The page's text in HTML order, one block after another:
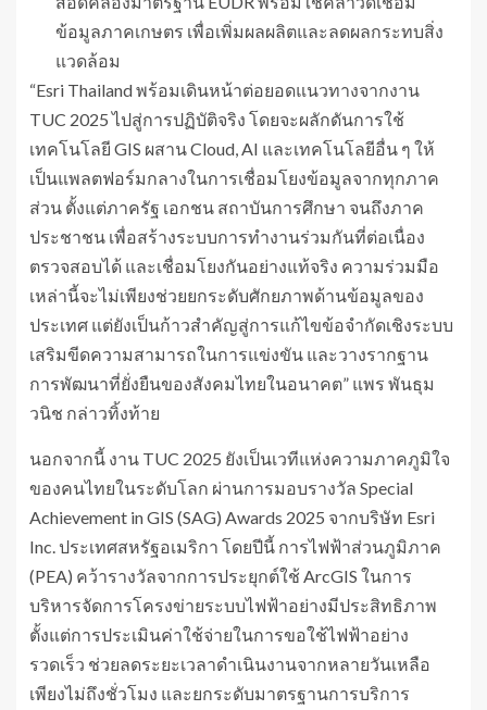
ข้อมูลภาคเกษตร เพื่อเพิ่มผลผลิตและลดผลกระทบสิ่ง
แวดล้อม
“Esri Thailand พร้อมเดินหน้าต่อยอดแนวทางจากงาน
TUC 2025 ไปสู่การปฏิบัติจริง โดยจะผลักดันการใช้
เทคโนโลยี GIS ผสาน Cloud, AI และเทคโนโลยีอื่น ๆ ให้
เป็นแพลตฟอร์มกลางในการเชื่อมโยงข้อมูลจากทุกภาค
ส่วน ตั้งแต่ภาครัฐ เอกชน สถาบันการศึกษา จนถึงภาค
ประชาชน เพื่อสร้างระบบการทำงานร่วมกันที่ต่อเนื่อง
ตรวจสอบได้ และเชื่อมโยงกันอย่างแท้จริง ความร่วมมือ
เหล่านี้จะไม่เพียงช่วยยกระดับศักยภาพด้านข้อมูลของ
ประเทศ แต่ยังเป็นก้าวสำคัญสู่การแก้ไขข้อจำกัดเชิงระบบ
เสริมขีดความสามารถในการแข่งขัน และวางรากฐาน
การพัฒนาที่ยั่งยืนของสังคมไทยในอนาคต” แพร พันธุม
วนิช กล่าวทิ้งท้าย
นอกจากนี้ งาน TUC 2025 ยังเป็นเวทีแห่งความภาคภูมิใจ
ของคนไทยในระดับโลก ผ่านการมอบรางวัล Special
Achievement in GIS (SAG) Awards 2025 จากบริษัท Esri
Inc. ประเทศสหรัฐอเมริกา โดยปีนี้ การไฟฟ้าส่วนภูมิภาค
(PEA) คว้ารางวัลจากการประยุกต์ใช้ ArcGIS ในการ
บริหารจัดการโครงข่ายระบบไฟฟ้าอย่างมีประสิทธิภาพ
ตั้งแต่การประเมินค่าใช้จ่ายในการขอใช้ไฟฟ้าอย่าง
รวดเร็ว ช่วยลดระยะเวลาดำเนินงานจากหลายวันเหลือ
เพียงไม่ถึงชั่วโมง และยกระดับมาตรฐานการบริการ